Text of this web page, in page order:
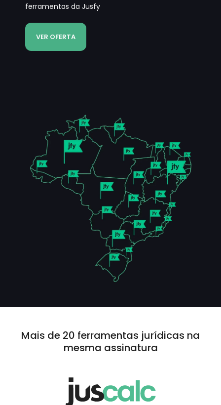
ferramentas da Jusfy
VER OFERTA
Mais de 20 ferramentas jurídicas na
mesma assinatura